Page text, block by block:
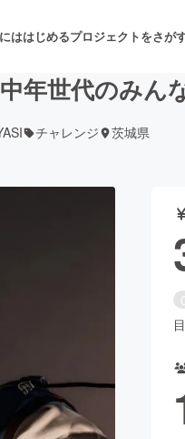
ははじめるプロジェクトをさが
舞台・パフォー
ビューティー・
年世代のみん
チャレンジ 茨城県